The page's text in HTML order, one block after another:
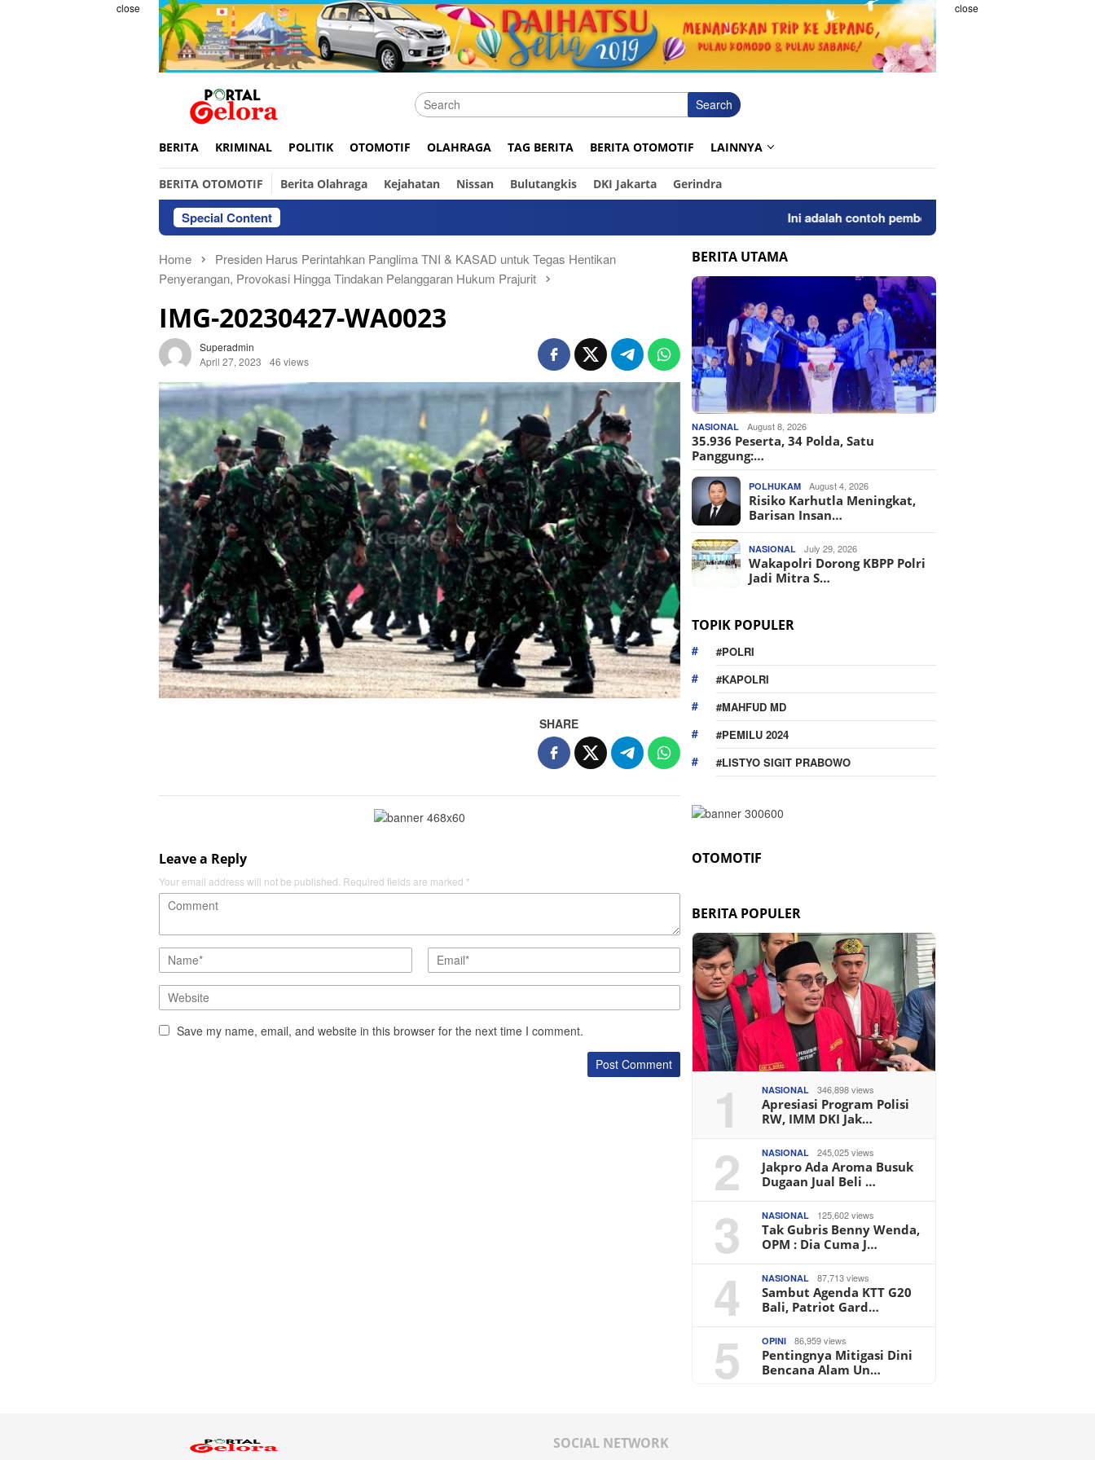
close close
Search
BERITA KRIMINAL POLITIK OTOMOTIF OLAHRAGA TAG BERITA BERITA OTOMOTIF LAINNYA
BERITA OTOMOTIF Berita Olahraga Kejahatan Nissan Bulutangkis DKI Jakarta Gerindra
Special Content Ini adalah contoh pemberitahuan kepada pengunjung
Home
Presiden Harus Perintahkan Panglima TNI & KASAD untuk Tegas Hentikan
Penyerangan, Provokasi Hingga Tindakan Pelanggaran Hukum Prajurit
IMG-20230427-WA0023
Superadmin
April 27, 2023
46 views
SHARE
Leave a Reply
Your email address will not be published. Required fields are marked *
Save my name, email, and website in this browser for the next time I comment.
BERITA UTAMA
NASIONAL August 8, 2026
35.936 Peserta, 34 Polda, Satu
Panggung:…
POLHUKAM August 4, 2026
Risiko Karhutla Meningkat,
Barisan Insan…
NASIONAL July 29, 2026
Wakapolri Dorong KBPP Polri
Jadi Mitra S…
TOPIK POPULER
#POLRI
#KAPOLRI
#MAHFUD MD
#PEMILU 2024
#LISTYO SIGIT PRABOWO
OTOMOTIF
BERITA POPULER
1 NASIONAL 346,898 views
Apresiasi Program Polisi
RW, IMM DKI Jak…
2 NASIONAL 245,025 views
Jakpro Ada Aroma Busuk
Dugaan Jual Beli …
3 NASIONAL 125,602 views
Tak Gubris Benny Wenda,
OPM : Dia Cuma J…
4 NASIONAL 87,713 views
Sambut Agenda KTT G20
Bali, Patriot Gard…
5 OPINI 86,959 views
Pentingnya Mitigasi Dini
Bencana Alam Un…
SOCIAL NETWORK